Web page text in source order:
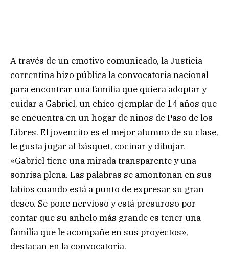
A través de un emotivo comunicado, la Justicia
correntina hizo pública la convocatoria nacional
para encontrar una familia que quiera adoptar y
cuidar a Gabriel, un chico ejemplar de 14 años que
se encuentra en un hogar de niños de Paso de los
Libres. El jovencito es el mejor alumno de su clase,
le gusta jugar al básquet, cocinar y dibujar.
«Gabriel tiene una mirada transparente y una
sonrisa plena. Las palabras se amontonan en sus
labios cuando está a punto de expresar su gran
deseo. Se pone nervioso y está presuroso por
contar que su anhelo más grande es tener una
familia que le acompañe en sus proyectos»,
destacan en la convocatoria.